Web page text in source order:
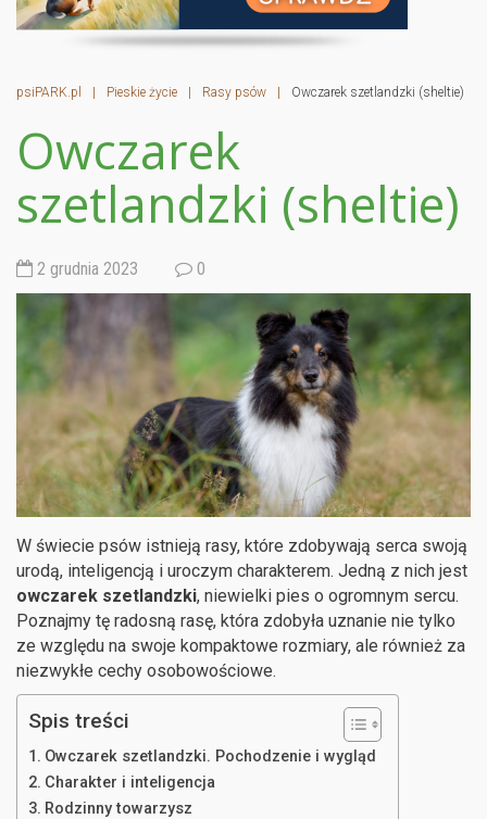
psiPARK.pl | Pieskie życie | Rasy psów | Owczarek szetlandzki (sheltie)
Owczarek
szetlandzki (sheltie)
2 grudnia 2023 0
W świecie psów istnieją rasy, które zdobywają serca swoją
urodą, inteligencją i uroczym charakterem. Jedną z nich jest
owczarek szetlandzki, niewielki pies o ogromnym sercu.
Poznajmy tę radosną rasę, która zdobyła uznanie nie tylko
ze względu na swoje kompaktowe rozmiary, ale również za
niezwykłe cechy osobowościowe.
Spis treści
Owczarek szetlandzki. Pochodzenie i wygląd
Charakter i inteligencja
Rodzinny towarzysz